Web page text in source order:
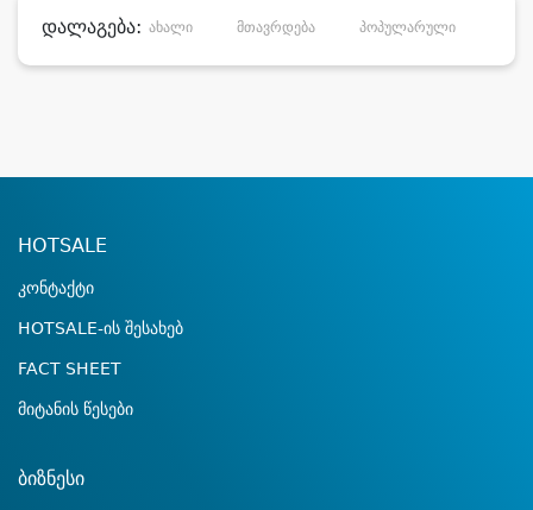
დალაგება: ახალი მთავრდება პოპულარული
HOTSALE
კონტაქტი
HOTSALE-ის შესახებ
FACT SHEET
მიტანის წესები
ბიზნესი